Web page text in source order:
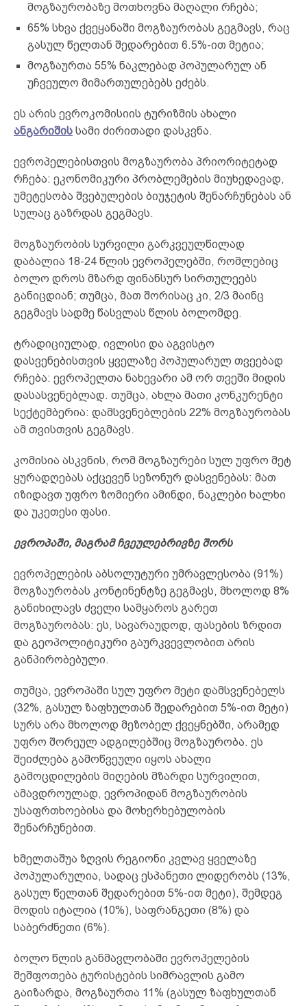
მოგზაურობაზე მოთხოვნა მაღალი რჩება;
65% სხვა ქვეყანაში მოგზაურობას გეგმავს, რაც
გასულ წელთან შედარებით 6.5%-ით მეტია;
მოგზაურთა 55% ნაკლებად პოპულარულ ან
უჩვეულო მიმართულებებს ეძებს.
ეს არის ევროკომისიის ტურიზმის ახალი
ანგარიშის სამი ძირითადი დასკვნა.
ევროპელებისთვის მოგზაურობა პრიორიტეტად
რჩება: ეკონომიკური პრობლემების მიუხედავად,
უმეტესობა შვებულების ბიუჯეტის შენარჩუნებას ან
სულაც გაზრდას გეგმავს.
მოგზაურობის სურვილი გარკვეულწილად
დაბალია 18-24 წლის ევროპელებში, რომლებიც
ბოლო დროს მზარდ ფინანსურ სირთულეებს
განიცდიან; თუმცა, მათ შორისაც კი, 2/3 მაინც
გეგმავს სადმე წასვლას წლის ბოლომდე.
ტრადიციულად, ივლისი და აგვისტო
დასვენებისთვის ყველაზე პოპულარულ თვეებად
რჩება: ევროპელთა ნახევარი ამ ორ თვეში მიდის
დასასვენებლად. თუმცა, ახლა მათი კონკურენტი
სექტემბერია: დამსვენებლების 22% მოგზაურობას
ამ თვისთვის გეგმავს.
კომისია ასკვნის, რომ მოგზაურები სულ უფრო მეტ
ყურადღებას აქცევენ სეზონურ დასვენებას: მათ
იზიდავთ უფრო ზომიერი ამინდი, ნაკლები ხალხი
და უკეთესი ფასი.
ევროპაში, მაგრამ ჩვეულებრივზე შორს
ევროპელების აბსოლუტური უმრავლესობა (91%)
მოგზაურობას კონტინენტზე გეგმავს, მხოლოდ 8%
განიხილავს ძველი სამყაროს გარეთ
მოგზაურობას: ეს, სავარაუდოდ, ფასების ზრდით
და გეოპოლიტიკური გაურკვევლობით არის
განპირობებული.
თუმცა, ევროპაში სულ უფრო მეტი დამსვენებელს
(32%, გასულ ზაფხულთან შედარებით 5%-ით მეტი)
სურს არა მხოლოდ მეზობელ ქვეყნებში, არამედ
უფრო შორეულ ადგილებშიც მოგზაურობა. ეს
შეიძლება გამოწვეული იყოს ახალი
გამოცდილების მიღების მზარდი სურვილით,
ამავდროულად, ევროპიდან მოგზაურობის
უსაფრთხოებისა და მოხერხებულობის
შენარჩუნებით.
ხმელთაშუა ზღვის რეგიონი კვლავ ყველაზე
პოპულარულია, სადაც ესპანეთი ლიდერობს (13%,
გასულ წელთან შედარებით 5%-ით მეტი), შემდეგ
მოდის იტალია (10%), საფრანგეთი (8%) და
საბერძნეთი (6%).
ბოლო წლის განმავლობაში ევროპელების
შეშფოთება ტურისტების სიმრავლის გამო
გაიზარდა, მოგზაურთა 11% (გასულ ზაფხულთან